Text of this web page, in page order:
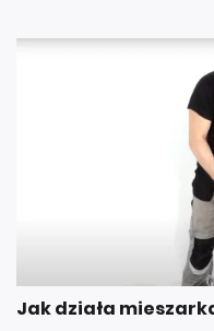
Jak działa mieszarka